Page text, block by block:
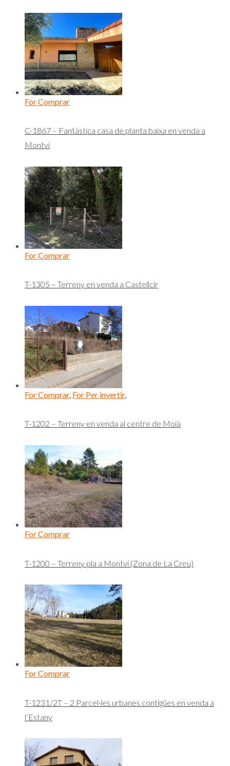
For Comprar
C-1867 – Fantàstica casa de planta baixa en venda a
Montví
For Comprar
T-1305 – Terreny en venda a Castellcir
For Comprar, For Per invertir,
T-1202 – Terreny en venda al centre de Moià
For Comprar
T-1200 – Terreny pla a Montví (Zona de La Creu)
For Comprar
T-1231/2T – 2 Parcel·les urbanes contigües en venda a
l’Estany